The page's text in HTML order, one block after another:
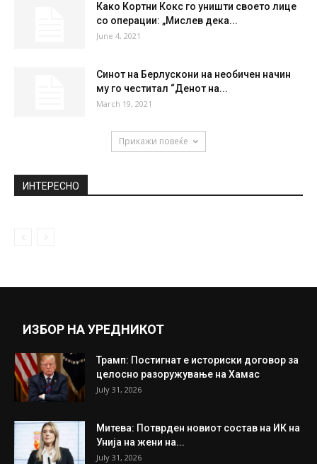
Како Кортни Кокс го уништи своето лице
со операции: „Мислев дека...
June 4, 2021
Синот на Берлускони на необичен начин
му го честитал “Денот на...
March 19, 2021
Прикажи повеќе
ИНТЕРЕСНО
ИЗБОР НА УРЕДНИКОТ
Трамп: Постигнат е историски договор за
целосно разоружување на Хамас
July 31, 2026
Митева: Потврден новиот состав на ИК на
Унија на жени на...
July 31, 2026